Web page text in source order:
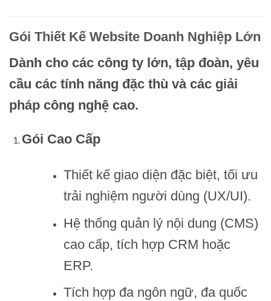
Gói Thiết Kế Website Doanh Nghiệp Lớn
Dành cho các công ty lớn, tập đoàn, yêu
cầu các tính năng đặc thù và các giải
pháp công nghệ cao.
Gói Cao Cấp
Thiết kế giao diện đặc biệt, tối ưu
trải nghiệm người dùng (UX/UI).
Hệ thống quản lý nội dung (CMS)
cao cấp, tích hợp CRM hoặc
ERP.
Tích hợp đa ngôn ngữ, đa quốc